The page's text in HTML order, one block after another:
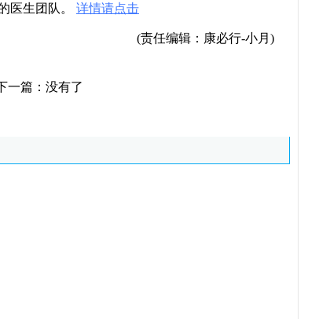
医生团队。 详情请点击
(责任编辑：康必行-小月)
一篇：没有了